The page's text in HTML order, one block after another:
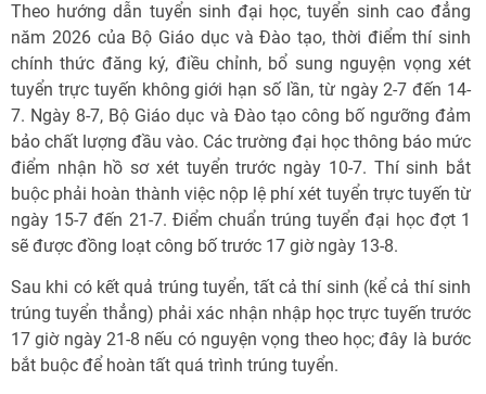
Theo hướng dẫn tuyển sinh đại học, tuyển sinh cao đẳng
năm 2026 của Bộ Giáo dục và Đào tạo, thời điểm thí sinh
chính thức đăng ký, điều chỉnh, bổ sung nguyện vọng xét
tuyển trực tuyến không giới hạn số lần, từ ngày 2-7 đến 14-
7. Ngày 8-7, Bộ Giáo dục và Đào tạo công bố ngưỡng đảm
bảo chất lượng đầu vào. Các trường đại học thông báo mức
điểm nhận hồ sơ xét tuyển trước ngày 10-7. Thí sinh bắt
buộc phải hoàn thành việc nộp lệ phí xét tuyển trực tuyến từ
ngày 15-7 đến 21-7. Điểm chuẩn trúng tuyển đại học đợt 1
sẽ được đồng loạt công bố trước 17 giờ ngày 13-8.
Sau khi có kết quả trúng tuyển, tất cả thí sinh (kể cả thí sinh
trúng tuyển thẳng) phải xác nhận nhập học trực tuyến trước
17 giờ ngày 21-8 nếu có nguyện vọng theo học; đây là bước
bắt buộc để hoàn tất quá trình trúng tuyển.